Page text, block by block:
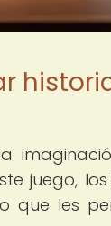
juego,
que les